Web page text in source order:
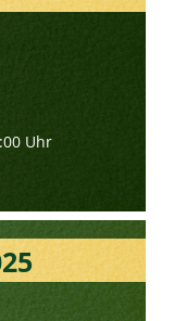
Uhr